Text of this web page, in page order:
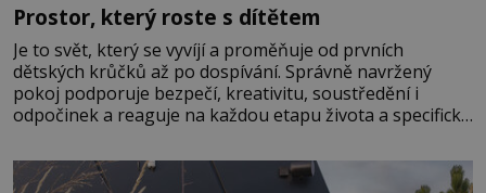
Prostor, který roste s dítětem
Je to svět, který se vyvíjí a proměňuje od prvních
dětských krůčků až po dospívání. Správně navržený
pokoj podporuje bezpečí, kreativitu, soustředění i
odpočinek a reaguje na každou etapu života a specifické
měkkost a bezpečí, proto by pokoj miminka měl působit
především klidně a útulně. Předškolní věk je